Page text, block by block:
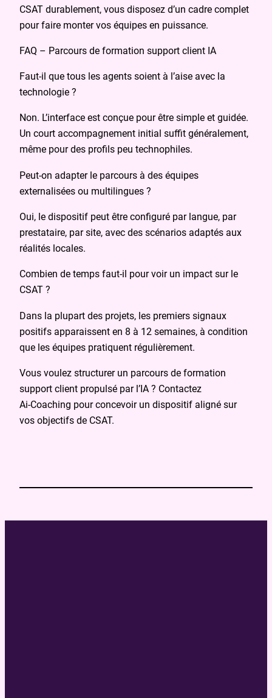
CSAT durablement, vous disposez d’un cadre complet
pour faire monter vos équipes en puissance.
FAQ – Parcours de formation support client IA
Faut‑il que tous les agents soient à l’aise avec la
technologie ?
Non. L’interface est conçue pour être simple et guidée.
Un court accompagnement initial suffit généralement,
même pour des profils peu technophiles.
Peut‑on adapter le parcours à des équipes
externalisées ou multilingues ?
Oui, le dispositif peut être configuré par langue, par
prestataire, par site, avec des scénarios adaptés aux
réalités locales.
Combien de temps faut‑il pour voir un impact sur le
CSAT ?
Dans la plupart des projets, les premiers signaux
positifs apparaissent en 8 à 12 semaines, à condition
que les équipes pratiquent régulièrement.
Vous voulez structurer un parcours de formation
support client propulsé par l’IA ? Contactez
Ai‑Coaching pour concevoir un dispositif aligné sur
vos objectifs de CSAT.